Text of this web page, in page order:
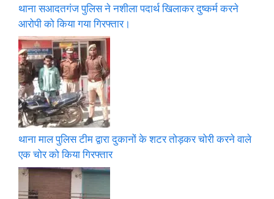
थाना सआदतगंज पुलिस ने नशीला पदार्थ खिलाकर दुष्कर्म करने
आरोपी को किया गया गिरफ्तार।
थाना माल पुलिस टीम द्वारा दुकानों के शटर तोड़कर चोरी करने वाले
एक चोर को किया गिरफ्तार